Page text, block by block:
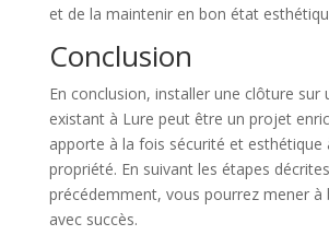
et de la maintenir en bon état
Conclusion
En conclusion, installer une clôture sur
existant à Lure peut être un projet
apporte à la fois sécurité et esthétique
propriété. En suivant les étapes décrites
précédemment, vous pourrez mener à
avec succès.